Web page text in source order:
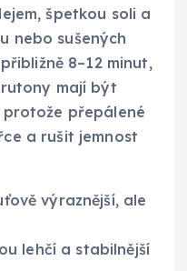
špetkou soli a
nebo sušených
8–12 minut,
mají být
protože přepálené
a rušit jemnost
výraznější, ale
lehčí a stabilnější